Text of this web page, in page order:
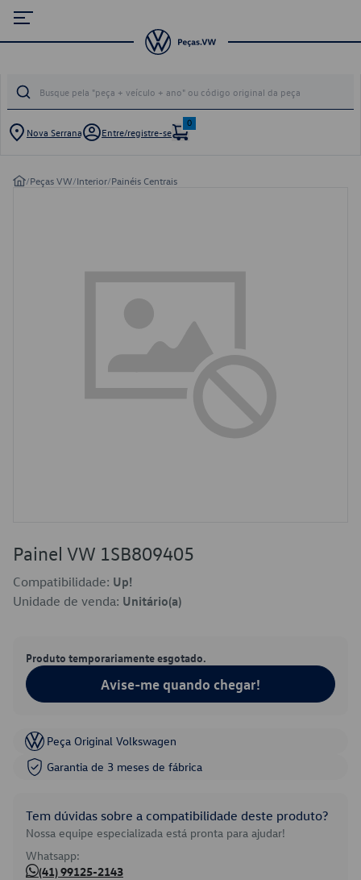
Nova Serrana Entre/registre-se
0
/Peças VW/Interior/Painéis Centrais
Painel VW 1SB809405
Compatibilidade: Up!
Unidade de venda: Unitário(a)
Produto temporariamente esgotado.
Avise-me quando chegar!
Peça Original Volkswagen
Garantia de 3 meses de fábrica
Tem dúvidas sobre a compatibilidade deste produto?
Nossa equipe especializada está pronta para ajudar!
Whatsapp:
(41) 99125-2143